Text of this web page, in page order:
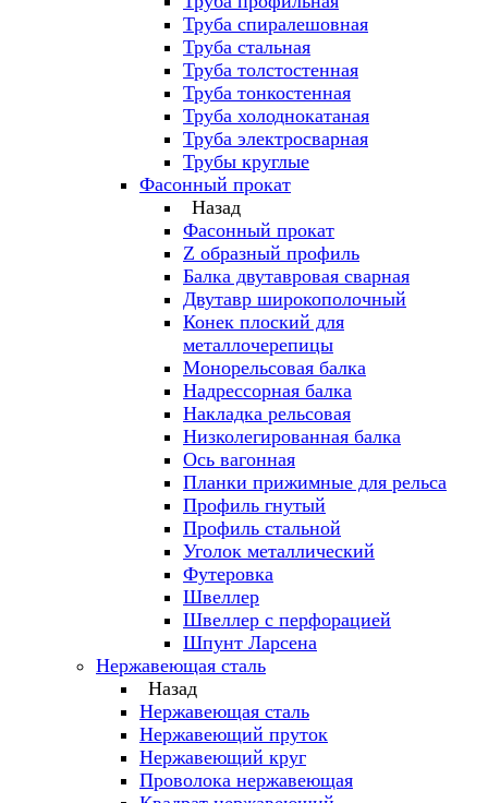
Труба спиралешовная
Труба стальная
Труба толстостенная
Труба тонкостенная
Труба холоднокатаная
Труба электросварная
Трубы круглые
Фасонный прокат
Назад
Фасонный прокат
Z образный профиль
Балка двутавровая сварная
Двутавр широкополочный
Конек плоский для
металлочерепицы
Монорельсовая балка
Надрессорная балка
Накладка рельсовая
Низколегированная балка
Ось вагонная
Планки прижимные для рельса
Профиль гнутый
Профиль стальной
Уголок металлический
Футеровка
Швеллер
Швеллер с перфорацией
Шпунт Ларсена
Нержавеющая сталь
Назад
Нержавеющая сталь
Нержавеющий пруток
Нержавеющий круг
Проволока нержавеющая